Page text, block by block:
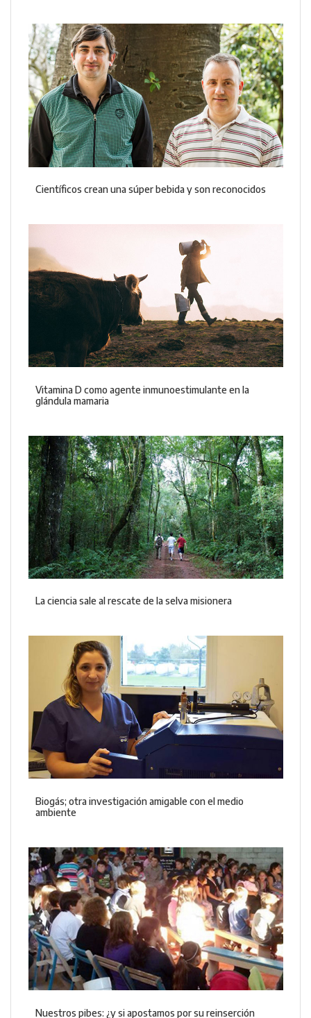
Científicos crean una súper bebida y son reconocidos
Vitamina D como agente inmunoestimulante en la
glándula mamaria
La ciencia sale al rescate de la selva misionera
Biogás; otra investigación amigable con el medio
ambiente
Nuestros pibes: ¿y si apostamos por su reinserción